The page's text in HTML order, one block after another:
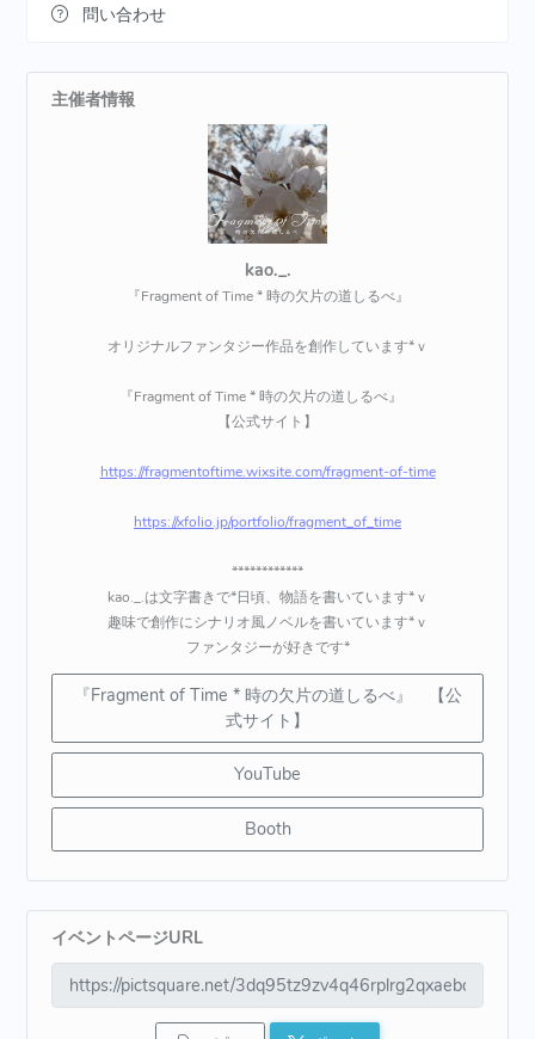
問い合わせ
主催者情報
kao._.
『Fragment of Time * 時の欠片の道しるべ』
オリジナルファンタジー作品を創作しています*ｖ
『Fragment of Time * 時の欠片の道しるべ』
【公式サイト】
https://fragmentoftime.wixsite.com/fragment-of-time
https://xfolio.jp/portfolio/fragment_of_time
************
kao._.は文字書きで*日頃、物語を書いています*ｖ
趣味で創作にシナリオ風ノベルを書いています*ｖ
ファンタジーが好きです*
『Fragment of Time * 時の欠片の道しるべ』 【公
式サイト】
YouTube
Booth
イベントページURL